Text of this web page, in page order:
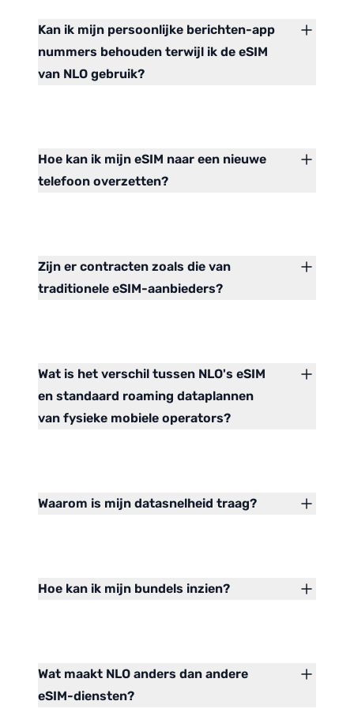
Kan ik mijn persoonlijke berichten-app
nummers behouden terwijl ik de eSIM
van NLO gebruik?
Hoe kan ik mijn eSIM naar een nieuwe
telefoon overzetten?
Zijn er contracten zoals die van
traditionele eSIM-aanbieders?
Wat is het verschil tussen NLO's eSIM
en standaard roaming dataplannen
van fysieke mobiele operators?
Waarom is mijn datasnelheid traag?
Hoe kan ik mijn bundels inzien?
Wat maakt NLO anders dan andere
eSIM-diensten?